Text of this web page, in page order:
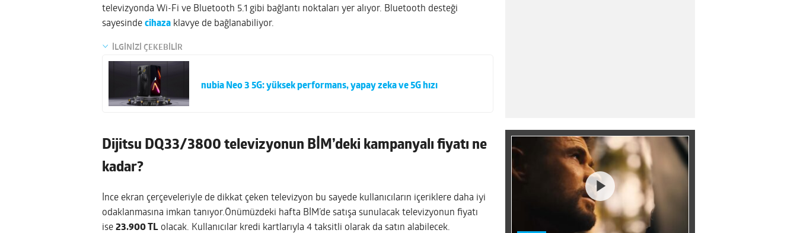
televizyonda Wi-Fi ve Bluetooth 5.1 gibi bağlantı noktaları yer alıyor. Bluetooth desteği
sayesinde cihaza klavye de bağlanabiliyor.
İLGİNİZİ ÇEKEBİLİR
nubia Neo 3 5G: yüksek performans, yapay zeka ve 5G hızı
Dijitsu DQ33/3800 televizyonun BİM’deki kampanyalı fiyatı ne
kadar?
İnce ekran çerçeveleriyle de dikkat çeken televizyon bu sayede kullanıcıların içeriklere daha iyi
odaklanmasına imkan tanıyor.Önümüzdeki hafta BİM’de satışa sunulacak televizyonun fiyatı
ise 23.900 TL olacak. Kullanıcılar kredi kartlarıyla 4 taksitli olarak da satın alabilecek.